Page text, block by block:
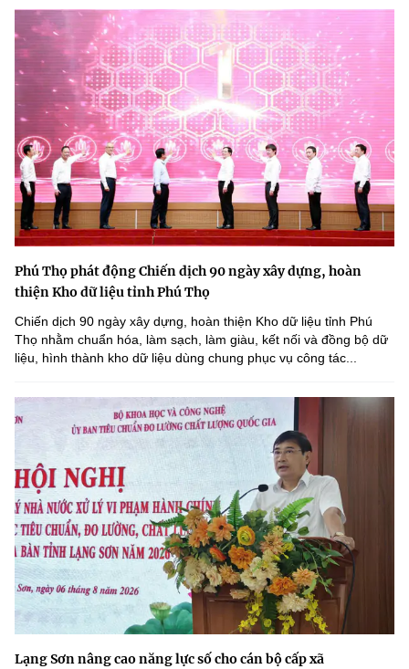
Phú Thọ phát động Chiến dịch 90 ngày xây dựng, hoàn
thiện Kho dữ liệu tỉnh Phú Thọ
Chiến dịch 90 ngày xây dựng, hoàn thiện Kho dữ liệu tỉnh Phú
Thọ nhằm chuẩn hóa, làm sạch, làm giàu, kết nối và đồng bộ dữ
liệu, hình thành kho dữ liệu dùng chung phục vụ công tác...
Lạng Sơn nâng cao năng lực số cho cán bộ cấp xã